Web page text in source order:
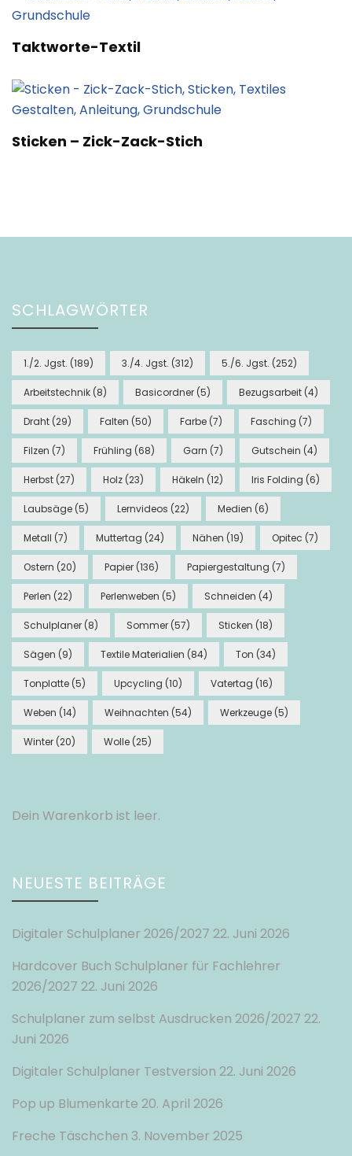
Taktworte-Textil
Sticken – Zick-Zack-Stich
SCHLAGWÖRTER
1./2. Jgst. (189) 3./4. Jgst. (312) 5./6. Jgst. (252)
Arbeitstechnik (8) Basicordner (5) Bezugsarbeit (4)
Draht (29) Falten (50) Farbe (7) Fasching (7)
Filzen (7) Frühling (68) Garn (7) Gutschein (4)
Herbst (27) Holz (23) Häkeln (12) Iris Folding (6)
Laubsäge (5) Lernvideos (22) Medien (6)
Metall (7) Muttertag (24) Nähen (19) Opitec (7)
Ostern (20) Papier (136) Papiergestaltung (7)
Perlen (22) Perlenweben (5) Schneiden (4)
Schulplaner (8) Sommer (57) Sticken (18)
Sägen (9) Textile Materialien (84) Ton (34)
Tonplatte (5) Upcycling (10) Vatertag (16)
Weben (14) Weihnachten (54) Werkzeuge (5)
Winter (20) Wolle (25)
Dein Warenkorb ist leer.
NEUESTE BEITRÄGE
Digitaler Schulplaner 2026/2027 22. Juni 2026
Hardcover Buch Schulplaner für Fachlehrer
2026/2027 22. Juni 2026
Schulplaner zum selbst Ausdrucken 2026/2027 22.
Juni 2026
Digitaler Schulplaner Testversion 22. Juni 2026
Pop up Blumenkarte 20. April 2026
Freche Täschchen 3. November 2025